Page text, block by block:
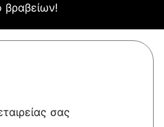
βραβείων!
σας